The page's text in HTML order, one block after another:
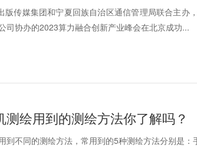
版传媒集团和宁夏回族自治区通信管理局联合主办
司协办的2023算力融合创新产业峰会在北京成功...
测绘用到的测绘方法你了解吗？
到不同的测绘方法，常用到的5种测绘方法分别是